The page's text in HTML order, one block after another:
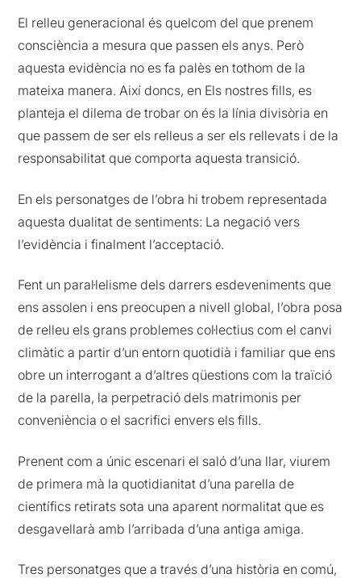
El relleu generacional és quelcom del que prenem
consciència a mesura que passen els anys. Però
aquesta evidència no es fa palès en tothom de la
mateixa manera. Així doncs, en Els nostres fills, es
planteja el dilema de trobar on és la línia divisòria en
que passem de ser els relleus a ser els rellevats i de la
responsabilitat que comporta aquesta transició.
En els personatges de l’obra hi trobem representada
aquesta dualitat de sentiments: La negació vers
l’evidència i finalment l’acceptació.
Fent un paral·lelisme dels darrers esdeveniments que
ens assolen i ens preocupen a nivell global, l’obra posa
de relleu els grans problemes col·lectius com el canvi
climàtic a partir d’un entorn quotidià i familiar que ens
obre un interrogant a d’altres qüestions com la traïció
de la parella, la perpetració dels matrimonis per
conveniència o el sacrifici envers els fills.
Prenent com a únic escenari el saló d’una llar, viurem
de primera mà la quotidianitat d’una parella de
científics retirats sota una aparent normalitat que es
desgavellarà amb l’arribada d’una antiga amiga.
Tres personatges que a través d’una història en comú,